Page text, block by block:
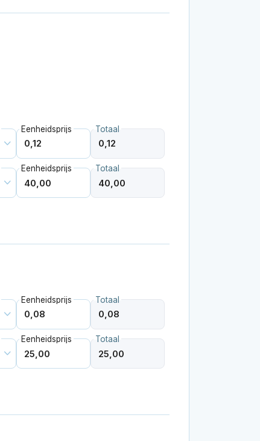
Eenheidsprijs Totaal
Eenheidsprijs Totaal
Eenheidsprijs Totaal
Eenheidsprijs Totaal